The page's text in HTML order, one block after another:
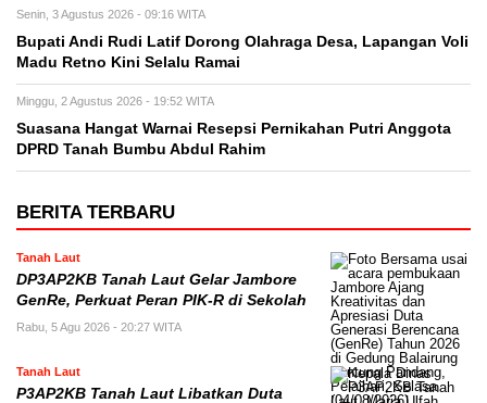
Senin, 3 Agustus 2026 - 09:16 WITA
Bupati Andi Rudi Latif Dorong Olahraga Desa, Lapangan Voli
Madu Retno Kini Selalu Ramai
Minggu, 2 Agustus 2026 - 19:52 WITA
Suasana Hangat Warnai Resepsi Pernikahan Putri Anggota
DPRD Tanah Bumbu Abdul Rahim
BERITA TERBARU
Tanah Laut
DP3AP2KB Tanah Laut Gelar Jambore
GenRe, Perkuat Peran PIK-R di Sekolah
Rabu, 5 Agu 2026 - 20:27 WITA
Tanah Laut
P3AP2KB Tanah Laut Libatkan Duta